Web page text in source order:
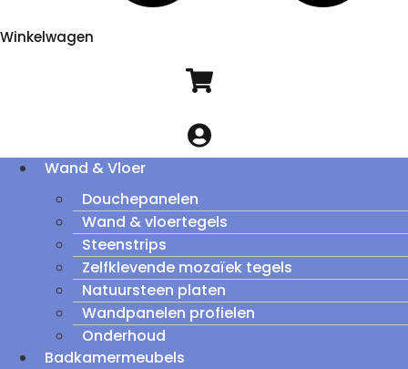
Winkelwagen
Wand & Vloer
Douchepanelen
Wand & vloertegels
Steenstrips
Zelfklevende mozaïek tegels
Natuursteen platen
Wandpanelen profielen
Onderhoud
Badkamermeubels